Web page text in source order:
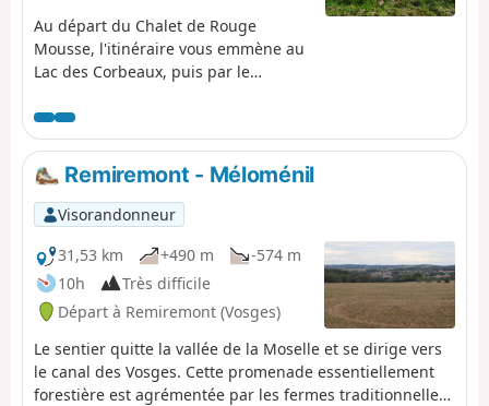
Au départ du Chalet de Rouge
Mousse, l'itinéraire vous emmène au
Lac des Corbeaux, puis par le
vue), et au Mont Moyenmont (alt
969 m) pour rejoindre la Chaume des
Champis et sa cabane.
Remiremont - Méloménil
Visorandonneur
31,53 km
+490 m
-574 m
10h
Très difficile
Départ à Remiremont (Vosges)
Le sentier quitte la vallée de la Moselle et se dirige vers
le canal des Vosges. Cette promenade essentiellement
forestière est agrémentée par les fermes traditionnelles